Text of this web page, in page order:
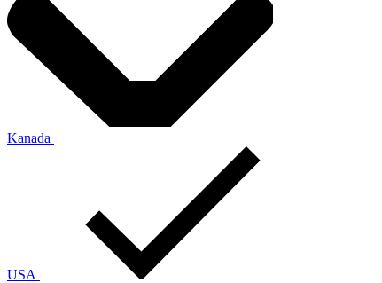
Kanada
USA